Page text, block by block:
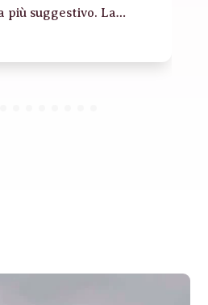
più suggestivo. La…